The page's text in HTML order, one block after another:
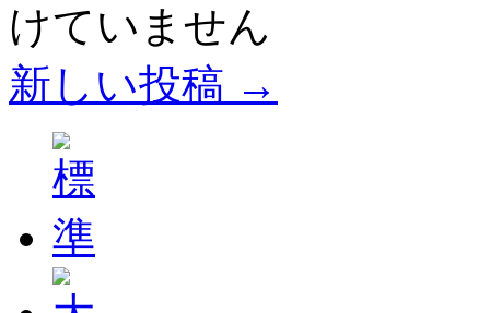
けていません
新しい投稿 →